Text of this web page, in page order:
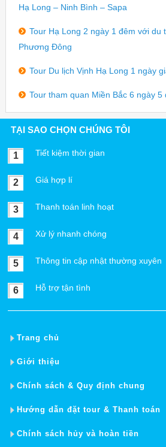
Hạ Long – Ninh Bình – Sapa
Tour Hạ Long 2 ngày 1 đêm với du
Phương Đông
Tour Du lịch Vịnh Hạ Long 1 ngày
Tour tham quan Miền Bắc 6 ngày 5
TẠI SAO CHỌN CHÚNG TÔI
1 Tiết kiệm thời gian
2 Giá hợp lí
3 Thanh toán linh hoạt
4 Xử lý nhanh chóng
5 Thông tin cập nhật thường xuyên
6 Hỗ trợ tận tình
Trang chủ
Giới thiệu
Chính sách & Quy định chung
Hướng dẫn đặt tour & Thanh toán
Chính sách hủy và hoàn tiền